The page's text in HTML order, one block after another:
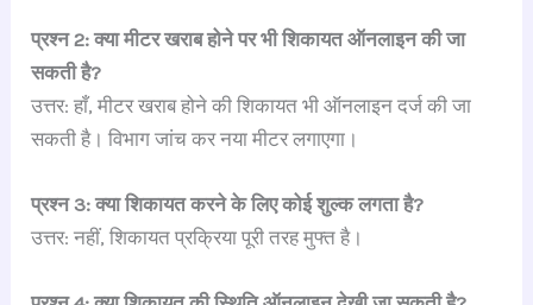
प्रश्न 2: क्या मीटर खराब होने पर भी शिकायत ऑनलाइन की जा
सकती है?
उत्तर: हाँ, मीटर खराब होने की शिकायत भी ऑनलाइन दर्ज की जा
सकती है। विभाग जांच कर नया मीटर लगाएगा।
प्रश्न 3: क्या शिकायत करने के लिए कोई शुल्क लगता है?
उत्तर: नहीं, शिकायत प्रक्रिया पूरी तरह मुफ्त है।